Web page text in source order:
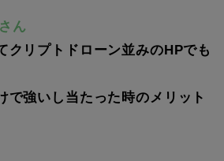
ん
クリプトドローン並みのHPでも
で強いし当たった時のメリット